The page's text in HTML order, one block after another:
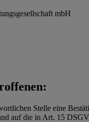
mbH
Stelle eine
auf die in Art. 15